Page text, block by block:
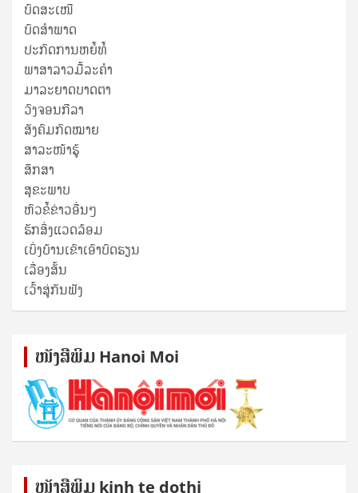
ບົດສະເໜີ
ບົດສໍາພາດ
ປະກົດການຫຍໍ້ທໍ້
ພາສາລາວມື້ລະຄຳ
ມາລະຍາດບາດຕາ
ວົງຈອນກີລາ
ສັງຄົມກົດໝາຍ
ສາລະໜ້າຮູ້
ສຶກສາ
ສຸ​ຂະ​ພາບ
ຫົວຂໍ້ຂ່າວອື່ນໆ
ຮັກສິ່ງແວດລ້ອມ
ເບິ່ງບ້ານເຂົາເອົາບົດຮຽນ
ເລື່ອງສັ້ນ
ເວົ້າສູ່ກັນຟັງ
ໜັງ​ສື​ພິມ Hanoi Moi
ໜັງ​ສື​ພິມ kinh te dothi